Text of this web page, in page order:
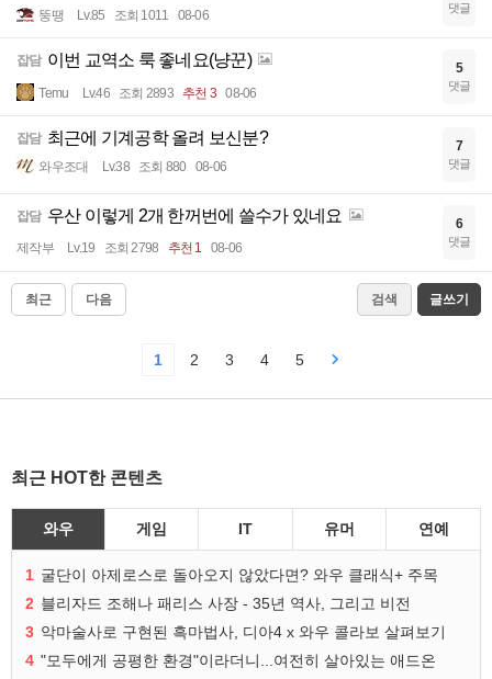
뚱땡 Lv.85 조회 1011 08-06 댓글
잡담 이번 교역소 룩 좋네요(냥꾼)
Temu Lv.46 조회 2893 추천 3 08-06
5
댓글
잡담 최근에 기계공학 올려 보신분?
와우조대 Lv.38 조회 880 08-06
7
댓글
잡담 우산 이렇게 2개 한꺼번에 쓸수가 있네요
제작부 Lv.19 조회 2798 추천 1 08-06
6
댓글
최근 다음 검색 글쓰기
1 2 3 4 5
최근 HOT한 콘텐츠
와우 게임 IT 유머 연예
1 굴단이 아제로스로 돌아오지 않았다면? 와우 클래식+ 주목
2 블리자드 조해나 패리스 사장 - 35년 역사, 그리고 비전
3 악마술사로 구현된 흑마법사, 디아4 x 와우 콜라보 살펴보기
4 "모두에게 공평한 환경"이라더니...여전히 살아있는 애드온